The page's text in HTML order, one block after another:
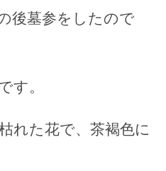
後墓参をしたので
す。
れた花で、茶褐色に